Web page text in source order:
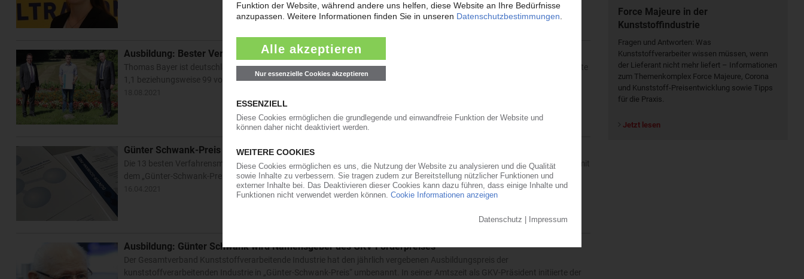
Ausbildung: Bester Verfahrensmechaniker Kunststoff- und Kautschuktechnik
Thomas Bayer ist deutschlandweit der beste Verfahrensmechaniker für Kunststoff- und Kautschuktechnik. Mit der Traumnote
1,1 beziehungsweise 99 von 100 Punkten hat er seine Ausbildung mit der Fachrichtung Formteile bei der Gerresheimer…
Günter Schwank-Preis 2021: GKV ehrt Nachwuchskräfte
Die 13 besten Verfahrensmechaniker/Innen für Kunststoff- und Kautschuktechnik in Deutschland des Jahres 2021 wurden mit
dem „Günter-Schwank-Preis“ ausgezeichnet. Der Gesamtverband Kunststoffverarbeitende Industrie hatte den jährlich…
Ausbildung: Günter Schwank wird Namensgeber des GKV-Förderpreises
Der Gesamtverband Kunststoffverarbeitende Industrie hat den jährlich vergebenen Ausbildungspreis der
kunststoffverarbeitenden Industrie in „Günter-Schwank-Preis“ umbenannt. In seiner Amtszeit als GKV-Präsident initiierte der
Force Majeure in der
Kunststoffindustrie
Fragen und Antworten: Was
Kunst­stoff­verarbeiter wissen müssen, wenn
der Lieferant nicht mehr liefert – Informationen
zum Themenkomplex Force Majeure, Corona
und Kunststoff-Preisentwicklung sowie Tipps
für die Praxis.
Jetzt lesen